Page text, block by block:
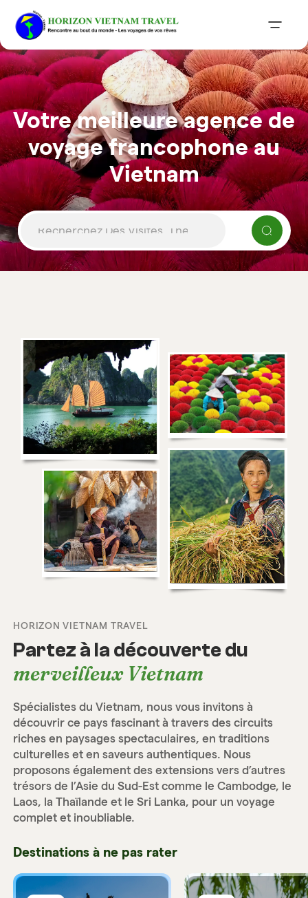
Votre meilleure agence de
voyage francophone au
Vietnam
HORIZON VIETNAM TRAVEL
Partez à la découverte du
merveilleux Vietnam
Spécialistes du Vietnam, nous vous invitons à
découvrir ce pays fascinant à travers des circuits
riches en paysages spectaculaires, en traditions
culturelles et en saveurs authentiques. Nous
proposons également des extensions vers d’autres
trésors de l’Asie du Sud-Est comme le Cambodge, le
Laos, la Thaïlande et le Sri Lanka, pour un voyage
complet et inoubliable.
Destinations à ne pas rater